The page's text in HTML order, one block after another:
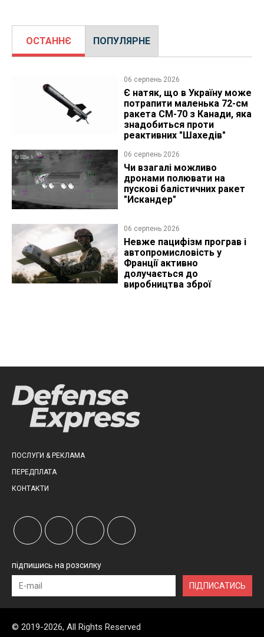
ОСТАННЄ ПОПУЛЯРНЕ
06 серпень 2026
Є натяк, що в Україну може
потрапити маленька 72-см
ракета CM-70 з Канади, яка
знадобиться проти
реактивних "Шахедів"
06 серпень 2026
Чи взагалі можливо
дронами полювати на
пускові балістичних ракет
"Искандер"
06 серпень 2026
Невже пацифізм програв і
автопромисловість у
Франції активно
долучається до
виробництва зброї
ПОСЛУГИ & РЕКЛАМА
ПЕРЕДПЛАТА
КОНТАКТИ
підпишись на розсилку
ПІДПИСАТИСЬ
© 2019-2026, All Rights Reserved